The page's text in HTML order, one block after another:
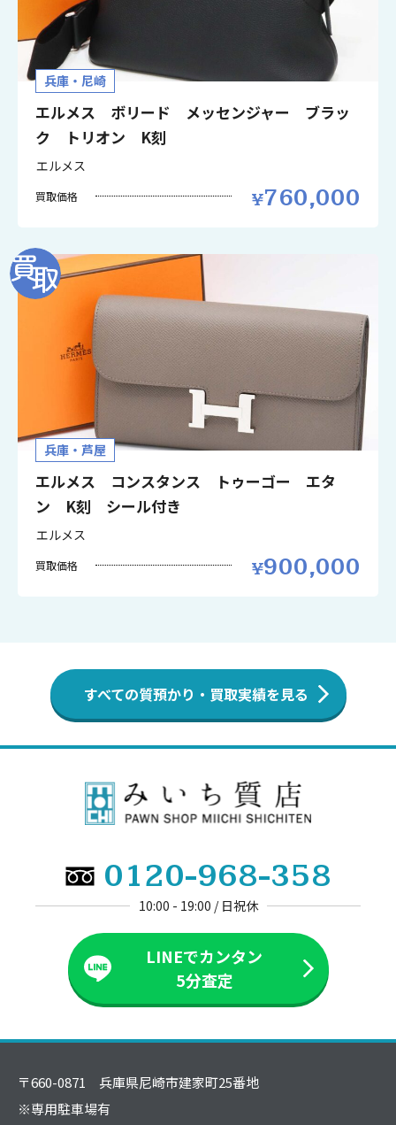
兵庫・尼崎
エルメス ボリード メッセンジャー ブラッ
ク トリオン K刻
エルメス
買取価格 760,000
兵庫・芦屋
エルメス コンスタンス トゥーゴー エタ
ン K刻 シール付き
エルメス
買取価格 900,000
すべての質預かり・買取実績を見る
0120-968-358
10:00 - 19:00 / 日祝休
LINEでカンタン
5分査定
〒660-0871 兵庫県尼崎市建家町25番地
※専用駐車場有